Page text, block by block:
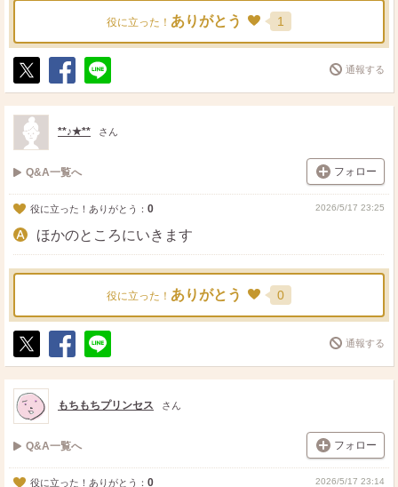
役に立った！ ありがとう 1
ポ
ス
ト
シ
ェ
送
る
通報する
**♪★** さん
Q&A一覧へ フォロー
役に立った！ありがとう： 0 2026/5/17 23:25
ほかのところにいきます
役に立った！ ありがとう 0
ポ
ス
ト
シ
ェ
送
る
通報する
もちもちプリンセス さん
Q&A一覧へ フォロー
役に立った！ありがとう： 0 2026/5/17 23:14